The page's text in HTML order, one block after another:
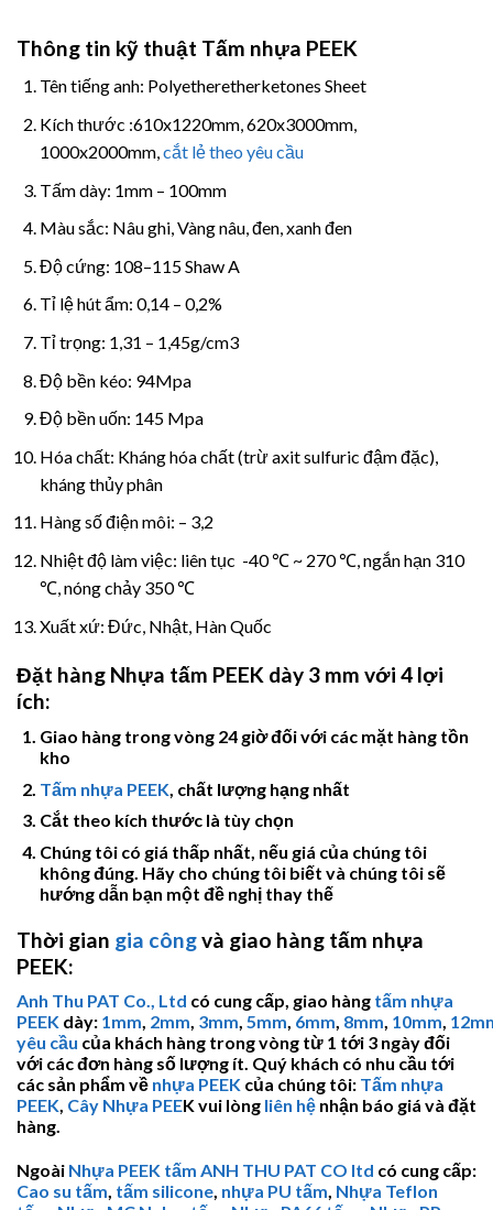
Thông tin kỹ thuật Tấm nhựa PEEK
Tên tiếng anh: Polyetheretherketones Sheet
Kích thước :610x1220mm, 620x3000mm,
1000x2000mm,cắt lẻ theo yêu cầu
Tấm dày: 1mm – 100mm
Màu sắc: Nâu ghi, Vàng nâu, đen, xanh đen
Độ cứng: 108–115 Shaw A
Tỉ lệ hút ẩm: 0,14 – 0,2%
Tỉ trọng: 1,31 – 1,45g/cm3
Độ bền kéo: 94Mpa
Độ bền uốn: 145 Mpa
Hóa chất: Kháng hóa chất (trừ axit sulfuric đậm đặc),
kháng thủy phân
Hàng số điện môi: – 3,2
Nhiệt độ làm việc: liên tục -40 ℃ ~ 270 ℃, ngắn hạn 310
℃, nóng chảy 350 ℃
Xuất xứ: Đức, Nhật, Hàn Quốc
Đặt hàng Nhựa tấm PEEK dày 3 mm với 4 lợi
ích:
Giao hàng trong vòng 24 giờ đối với các mặt hàng tồn
kho
Tấm nhựa PEEK, chất lượng hạng nhất
Cắt theo kích thước là tùy chọn
Chúng tôi có giá thấp nhất, nếu giá của chúng tôi
không đúng. Hãy cho chúng tôi biết và chúng tôi sẽ
hướng dẫn bạn một đề nghị thay thế
Thời gian gia côngvà giao hàng tấm nhựa
PEEK:
Anh Thu PAT Co., Ltd có cung cấp, giao hàng tấm nhựa
PEEK dày: 1mm, 2mm, 3mm, 5mm, 6mm, 8mm, 10mm,
yêu cầu của khách hàng trong vòng từ 1 tới 3 ngày đối
với các đơn hàng số lượng ít. Quý khách có nhu cầu tới
các sản phẩm về nhựa PEEK của chúng tôi: Tấm nhựa
PEEK, Cây Nhựa PEEK vui lòng liên hệ nhận báo giá và đặt
hàng.
Ngoài Nhựa PEEK tấm ANH THU PAT CO ltd có cung cấp:
Cao su tấm, tấm silicone, nhựa PU tấm, Nhựa Teflon